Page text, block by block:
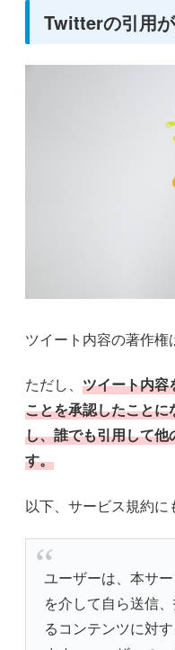
Twitterの引用
ツイート内容の著作権
ただし、ツイート内容
ことを承認したこと
し、誰でも引用して
す。
以下、サービス規約に
ユーザーは、本サ
を介して自ら送信
るコンテンツに対